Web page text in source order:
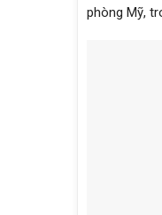
phòng Mỹ,